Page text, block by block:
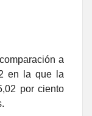
a
en la que la
por ciento